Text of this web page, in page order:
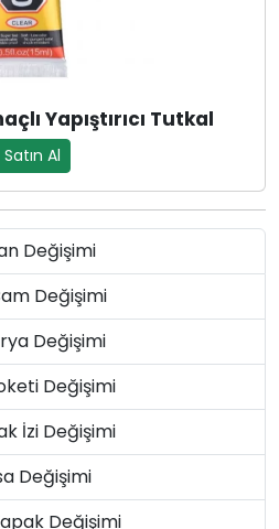
Yapıştırıcı Tutkal
Satın Al
Değişimi
Değişimi
Değişimi
Değişimi
İzi Değişimi
Değişimi
Değişimi